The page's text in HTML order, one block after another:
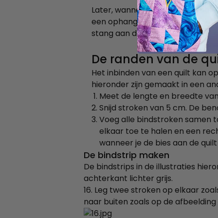
Later, wanneer de
een ophangstang op deze
stang aan de onderkant van de
De randen van de
Het inbinden van een quilt kan
hieronder zijn gemaakt in een
Meet de lengte en breedte
Snijd stroken van 5 cm. De
Voeg alle bindstroken samen
elkaar toe te halen en een
wanneer je de bies aan de
De bindstrip maken
De bindstrips in de illustraties
achterkant lichter grijs.
16. Leg twee stroken op elkaar
naar buiten zoals op de